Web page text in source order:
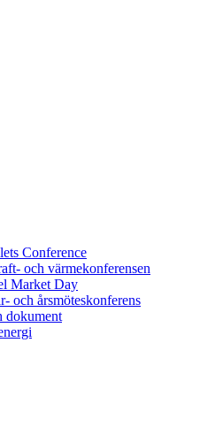
Conference
och värmekonferensen
Market Day
och årsmöteskonferens
dokument